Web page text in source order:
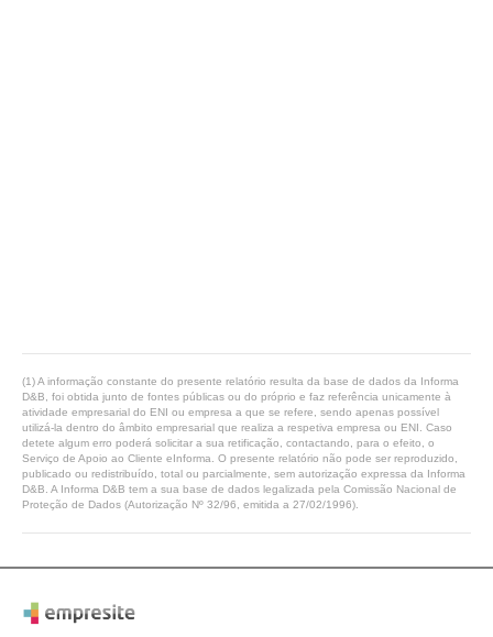
(1) A informação constante do presente relatório resulta da base de dados da Informa
D&B, foi obtida junto de fontes públicas ou do próprio e faz referência unicamente à
atividade empresarial do ENI ou empresa a que se refere, sendo apenas possível
utilizá-la dentro do âmbito empresarial que realiza a respetiva empresa ou ENI. Caso
detete algum erro poderá solicitar a sua retificação, contactando, para o efeito, o
Serviço de Apoio ao Cliente eInforma. O presente relatório não pode ser reproduzido,
publicado ou redistribuído, total ou parcialmente, sem autorização expressa da Informa
D&B. A Informa D&B tem a sua base de dados legalizada pela Comissão Nacional de
Proteção de Dados (Autorização Nº 32/96, emitida a 27/02/1996).